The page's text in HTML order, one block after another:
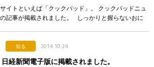
イトといえば「クックパッド」。 クックパッドニュ
記事が掲載されました。 しっかりと握らないおに
知る 2014.10.24
日経新聞電子版に掲載されました。